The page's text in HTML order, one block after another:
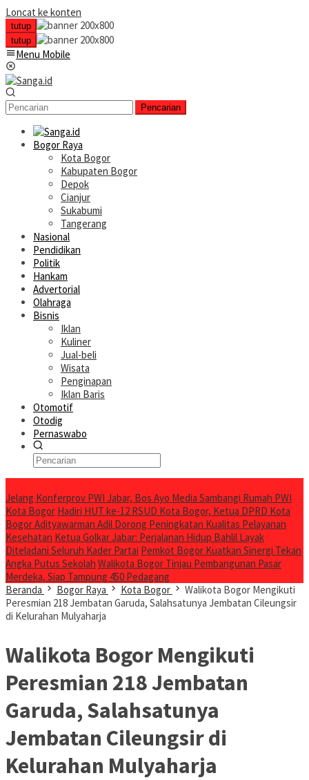
Loncat ke konten
tutup
tutup
Menu Mobile
Pencarian
Bogor Raya
Kota Bogor
Kabupaten Bogor
Depok
Cianjur
Sukabumi
Tangerang
Nasional
Pendidikan
Politik
Hankam
Advertorial
Olahraga
Bisnis
Iklan
Kuliner
Jual-beli
Wisata
Penginapan
Iklan Baris
Otomotif
Otodig
Pernaswabo
Jelang Konferprov PWI Jabar, Bos Ayo Media Sambangi Rumah PWI
Kota Bogor Hadiri HUT ke-12 RSUD Kota Bogor, Ketua DPRD Kota
Bogor Adityawarman Adil Dorong Peningkatan Kualitas Pelayanan
Kesehatan Ketua Golkar Jabar: Perjalanan Hidup Bahlil Layak
Diteladani Seluruh Kader Partai Pemkot Bogor Kuatkan Sinergi Tekan
Angka Putus Sekolah Walikota Bogor Tinjau Pembangunan Pasar
Merdeka, Siap Tampung 450 Pedagang
Beranda
Bogor Raya Kota Bogor
Walikota Bogor Mengikuti
Peresmian 218 Jembatan Garuda, Salahsatunya Jembatan Cileungsir
di Kelurahan Mulyaharja
Walikota Bogor Mengikuti
Peresmian 218 Jembatan
Garuda, Salahsatunya
Jembatan Cileungsir di
Kelurahan Mulyaharja